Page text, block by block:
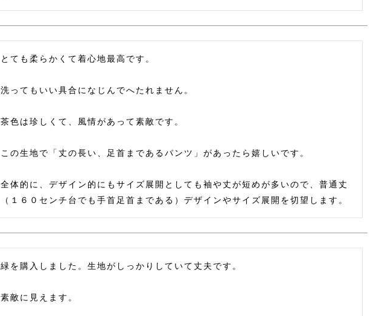
とても柔らかくて着心地最高です。
洗ってもいい具合になじんでへたれません。
茶色は珍しくて、風情があって素敵です。
この生地で「丈の長い、足首まであるパンツ」があったら嬉しいです。
全体的に、デザイン的にもサイズ展開としても袖や丈が短めが多いので、普通丈
緑を購入しました。生地がしっかりしていて丈夫です。
素敵に見えます。